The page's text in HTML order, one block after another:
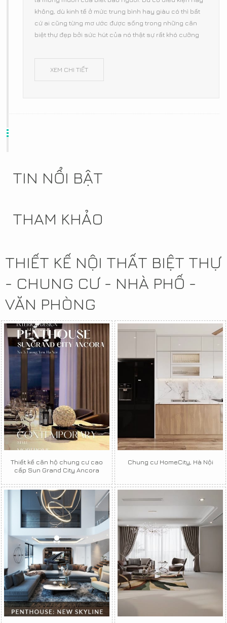
không, dù kinh tế ở mức trung bình hay giàu có thì bất
cứ ai cũng từng mơ ước được sống trong những căn
biệt thự đẹp bởi sức hút của nó thật sự rất khó cưỡng
XEM CHI TIẾT
TIN NỔI BẬT
THAM KHẢO
THIẾT KẾ NỘI THẤT BIỆT THỰ
- CHUNG CƯ - NHÀ PHỐ -
VĂN PHÒNG
Thiết kế căn hộ chung cư cao
cấp Sun Grand City Ancora
Chung cư HomeCity, Hà Nội